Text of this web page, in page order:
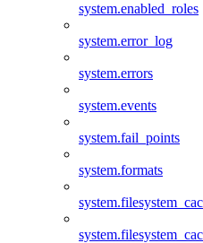
system.enabled_roles
system.error_log
system.errors
system.events
system.fail_points
system.formats